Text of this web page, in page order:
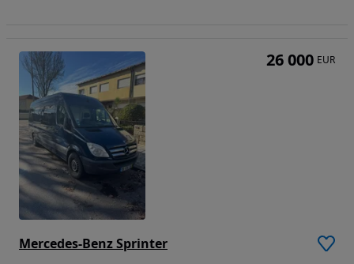
Mercedes-Benz Sprinter
26 000 EUR